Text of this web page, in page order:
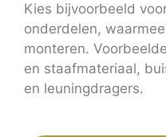
Kies bijvoorbeeld
onderdelen,
monteren.
en staafmateriaal,
en leuningdragers.